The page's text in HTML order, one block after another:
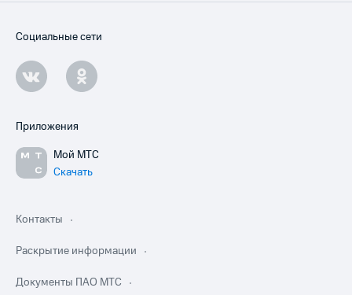
Социальные сети
Приложения
Мой МТС
Скачать
Контакты
Раскрытие информации
Документы ПАО МТС